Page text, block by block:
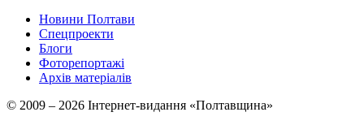
Новини Полтави
Спецпроекти
Блоги
Фоторепортажі
Архів матеріалів
© 2009 – 2026 Інтернет-видання «Полтавщина»